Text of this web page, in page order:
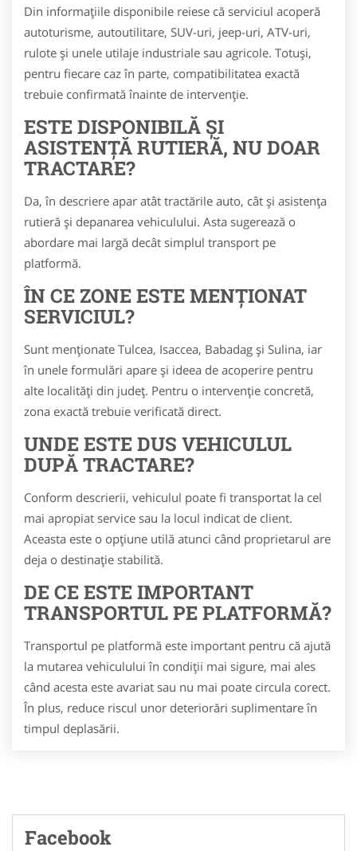
Din informațiile disponibile reiese că serviciul acoperă
autoturisme, autoutilitare, SUV-uri, jeep-uri, ATV-uri,
rulote și unele utilaje industriale sau agricole. Totuși,
pentru fiecare caz în parte, compatibilitatea exactă
trebuie confirmată înainte de intervenție.
ESTE DISPONIBILĂ ȘI
ASISTENȚĂ RUTIERĂ, NU DOAR
TRACTARE?
Da, în descriere apar atât tractările auto, cât și asistența
rutieră și depanarea vehiculului. Asta sugerează o
abordare mai largă decât simplul transport pe
platformă.
ÎN CE ZONE ESTE MENȚIONAT
SERVICIUL?
Sunt menționate Tulcea, Isaccea, Babadag și Sulina, iar
în unele formulări apare și ideea de acoperire pentru
alte localități din județ. Pentru o intervenție concretă,
zona exactă trebuie verificată direct.
UNDE ESTE DUS VEHICULUL
DUPĂ TRACTARE?
Conform descrierii, vehiculul poate fi transportat la cel
mai apropiat service sau la locul indicat de client.
Aceasta este o opțiune utilă atunci când proprietarul are
deja o destinație stabilită.
DE CE ESTE IMPORTANT
TRANSPORTUL PE PLATFORMĂ?
Transportul pe platformă este important pentru că ajută
la mutarea vehiculului în condiții mai sigure, mai ales
când acesta este avariat sau nu mai poate circula corect.
În plus, reduce riscul unor deteriorări suplimentare în
timpul deplasării.
Facebook